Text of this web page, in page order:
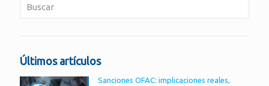
Últimos artículos
Sanciones OFAC: implicaciones reales,